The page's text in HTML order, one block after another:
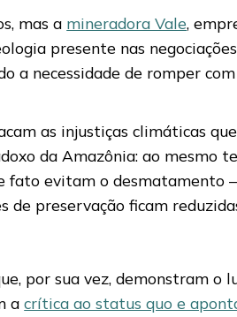
mas a mineradora Vale,
presente nas
a necessidade de romper
as injustiças climáticas
da Amazônia: ao mesmo
fato evitam o
de preservação ficam
por sua vez, demonstram o
acrítica ao status quo e